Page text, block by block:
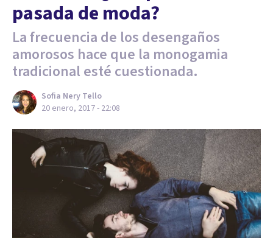
pasada de moda?
La frecuencia de los desengaños
amorosos hace que la monogamia
tradicional esté cuestionada.
Sofia Nery Tello
20 enero, 2017 - 22:08